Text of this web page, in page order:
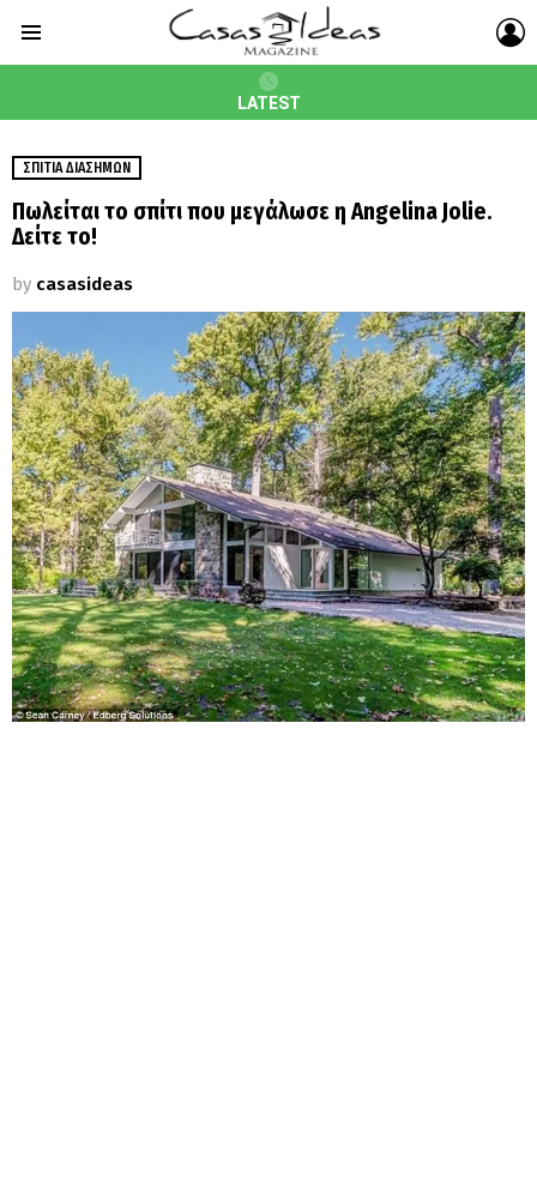
LATEST
ΣΠΊΤΙΑ ΔΙΑΣΉΜΩΝ
Πωλείται το σπίτι που μεγάλωσε η Angelina Jolie.
Δείτε το!
by casasideas